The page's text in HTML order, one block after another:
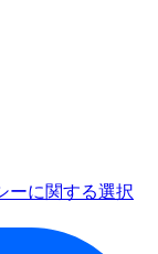
ーに関する選択